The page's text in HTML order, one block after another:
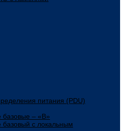
питания (PDU)
базовые – «В»
базовый с локальным